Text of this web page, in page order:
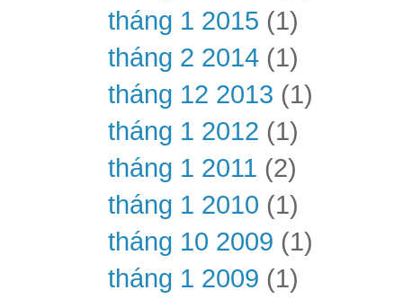
tháng 1 2015 (1)
tháng 2 2014 (1)
tháng 12 2013 (1)
tháng 1 2012 (1)
tháng 1 2011 (2)
tháng 1 2010 (1)
tháng 10 2009 (1)
tháng 1 2009 (1)